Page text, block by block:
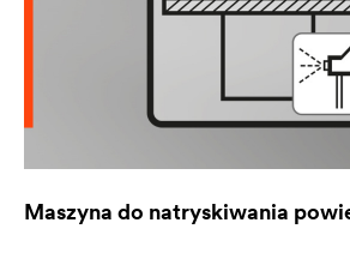
Maszyna do natryskiwania